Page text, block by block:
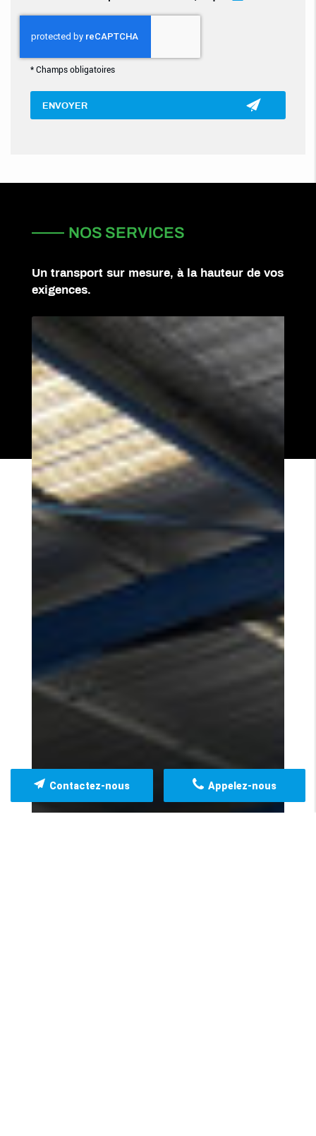
*Champs obligatoires
NOS SERVICES
Un transport sur mesure, à la hauteur de vos
exigences.
Appelez-nous
Contactez-nous